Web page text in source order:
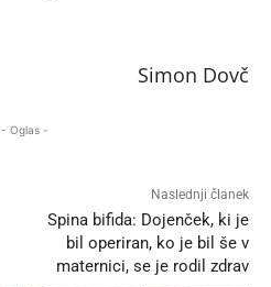
Simon Dovč
- Oglas -
Naslednji članek
Spina bifida: Dojenček, ki je
bil operiran, ko je bil še v
maternici, se je rodil zdrav